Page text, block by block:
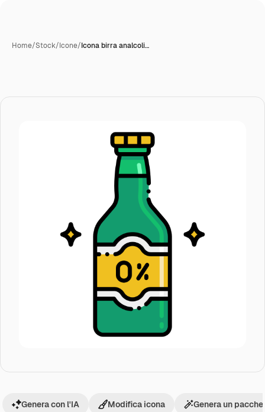
Home/Stock/Icone/Icona birra analcoli…
Genera con l'IA Modifica icona Genera un